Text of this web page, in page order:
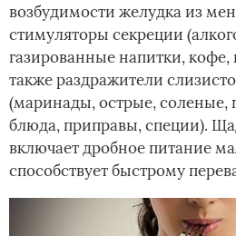
возбудимости желудка из
стимуляторы секреции
газированные напитки, кофе,
также раздражители
(маринады, острые, соленые,
блюда, приправы, специи).
включает дробное питание
способствует быстрому